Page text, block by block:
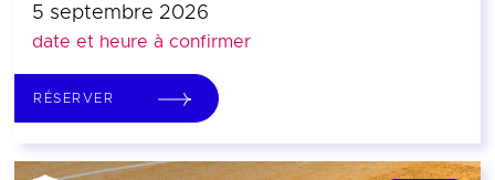
5 septembre 2026
date et heure à confirmer
RÉSERVER